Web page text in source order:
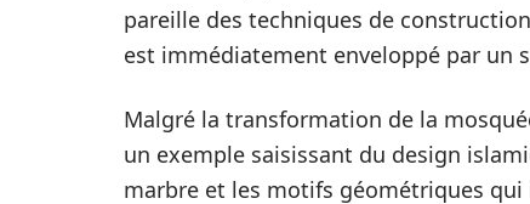
pareille des techniques de
est immédiatement enveloppé par un
Malgré la transformation de la
un exemple saisissant du design
marbre et les motifs géométriques qui